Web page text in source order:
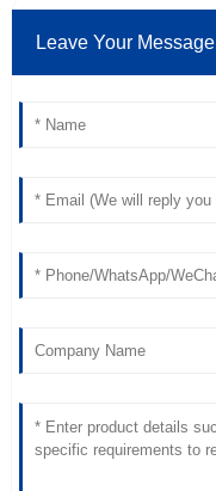
Leave Your Message